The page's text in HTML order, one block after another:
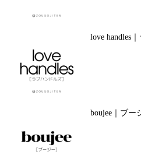
love handles
boujee｜ブー